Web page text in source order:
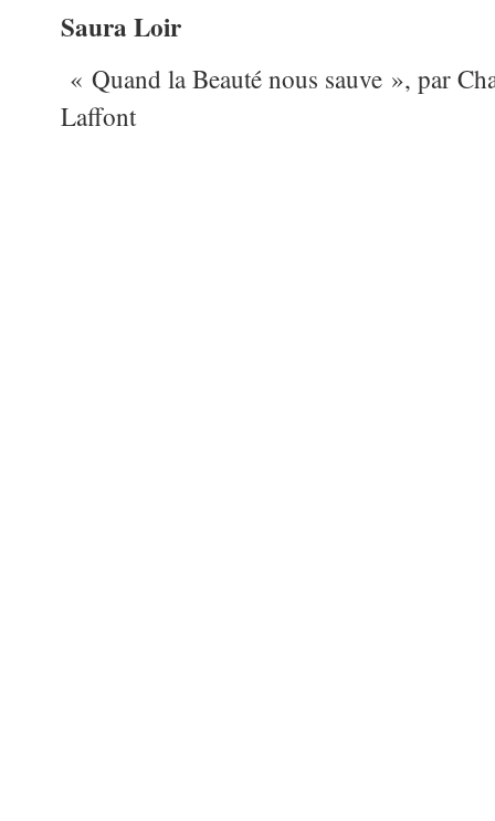
Saura Loir
« Quand la Beauté nous sauve », par
Laffont